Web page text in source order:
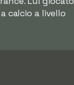
calcio a livello